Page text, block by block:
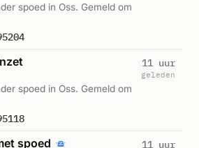
spoed in Oss. Gemeld om
spoed in Oss. Gemeld om
11 uur
geleden
spoed 11 uur